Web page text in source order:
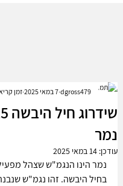
נמר
dgross479 7 במאי 2025 זמן קריאה 2
עודכן: 14 במאי 2025
נמר הינו הנגמ"ש שצהל
בחיל היבשה. זהו נגמ"ש